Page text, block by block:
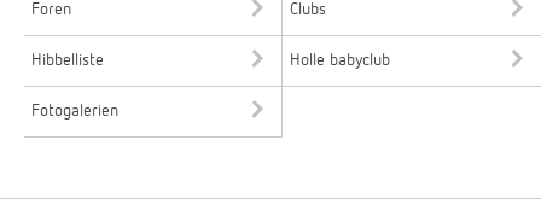
Foren Clubs
Hibbelliste Holle babyclub
Fotogalerien